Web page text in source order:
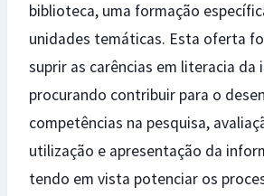
biblioteca, uma formação
unidades temáticas. Esta oferta
suprir as carências em literacia da
procurando contribuir para o
competências na pesquisa,
utilização e apresentação da
tendo em vista potenciar os